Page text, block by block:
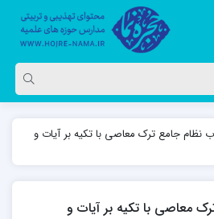
نظام جامع ترک معاصی با تکیه بر آیات و
معاصی با تکیه بر آیات و